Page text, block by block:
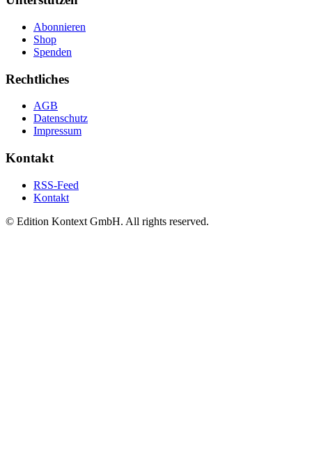
Abonnieren
Shop
Spenden
Rechtliches
AGB
Datenschutz
Impressum
Kontakt
RSS-Feed
Kontakt
© Edition Kontext GmbH. All rights reserved.